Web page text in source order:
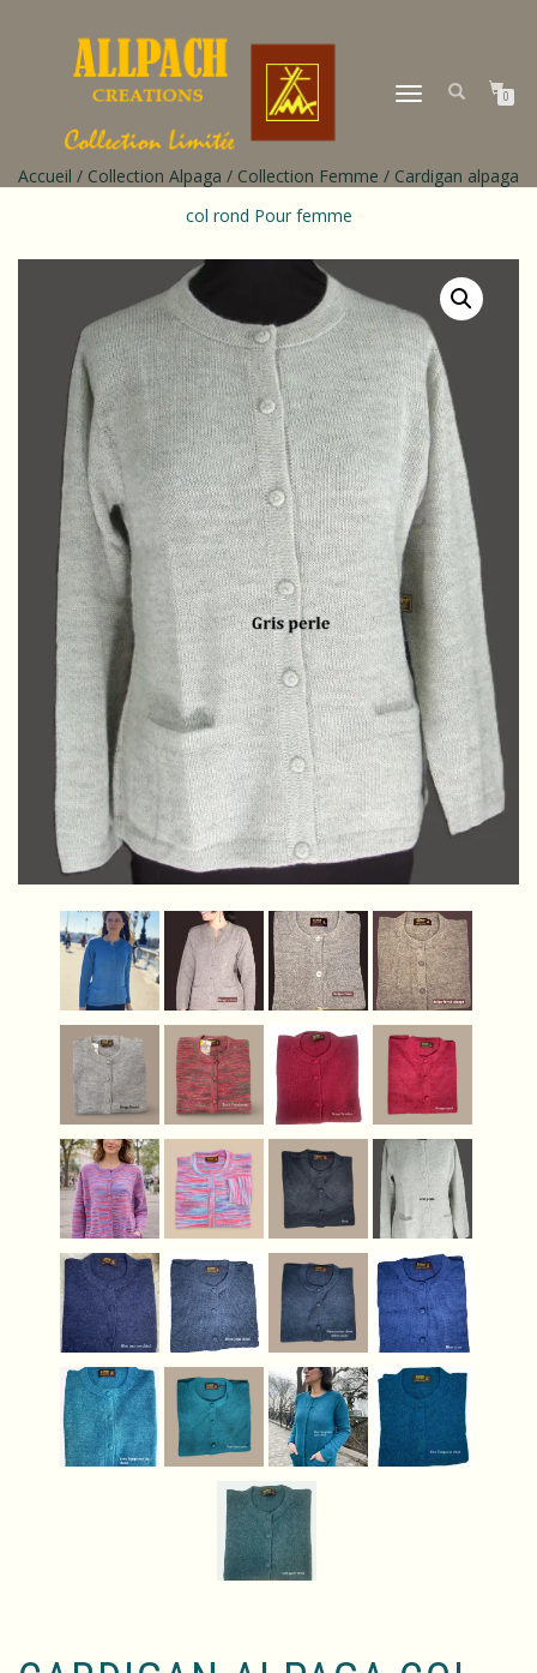
DÉPLIER
0
Accueil / Collection Alpaga / Collection Femme / Cardigan alpaga
col rond Pour femme